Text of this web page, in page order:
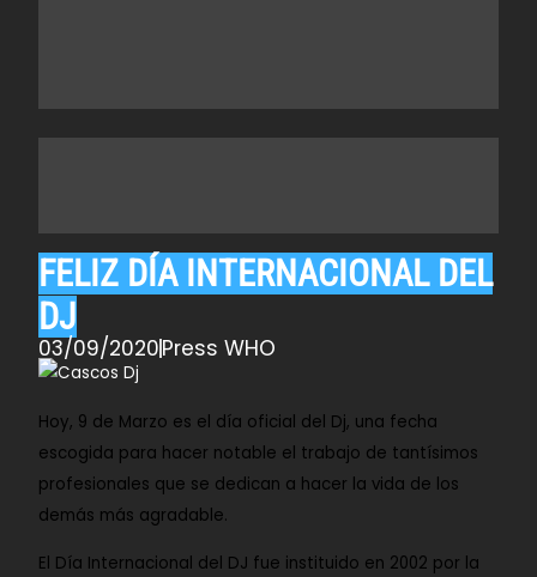
FELIZ DÍA INTERNACIONAL DEL
DJ
03/09/2020Press WHO
Hoy, 9 de Marzo es el día oficial del Dj, una fecha
escogida para hacer notable el trabajo de tantísimos
profesionales que se dedican a hacer la vida de los
demás más agradable.
El Día Internacional del DJ fue instituido en 2002 por la